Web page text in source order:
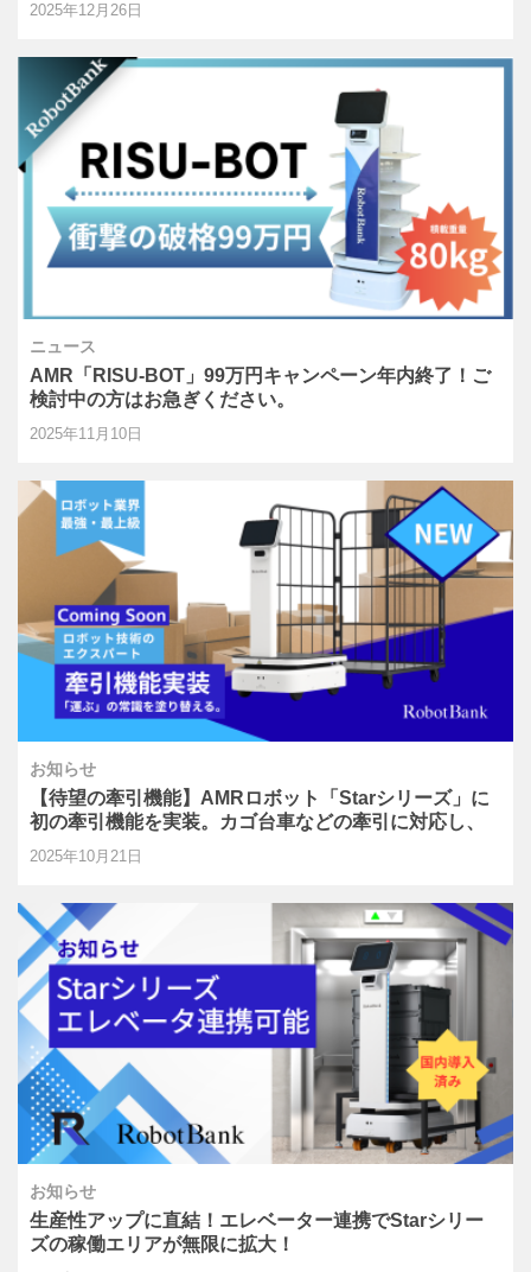
2025年12月26日
ニュース
AMR「RISU-BOT」99万円キャンペーン年内終了！ご
検討中の方はお急ぎください。
2025年11月10日
お知らせ
【待望の牽引機能】AMRロボット「Starシリーズ」に
初の牽引機能を実装。カゴ台車などの牽引に対応し、
多様な搬送ニーズに応えます。
2025年10月21日
お知らせ
生産性アップに直結！エレベーター連携でStarシリー
ズの稼働エリアが無限に拡大！